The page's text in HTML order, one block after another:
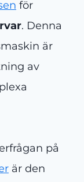
för
. Denna
är
av
på
är den